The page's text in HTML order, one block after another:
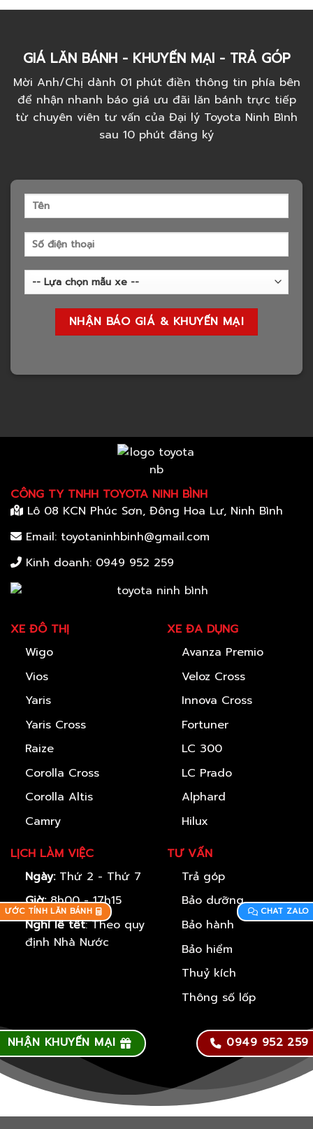
GIÁ LĂN BÁNH - KHUYẾN MẠI - TRẢ GÓP
Mời Anh/Chị dành 01 phút điền thông tin phía bên
để nhận nhanh báo giá ưu đãi lăn bánh trực tiếp
từ chuyên viên tư vấn của Đại lý Toyota Ninh Bình
sau 10 phút đăng ký
CÔNG TY TNHH TOYOTA NINH BÌNH
Lô 08 KCN Phúc Sơn, Đông Hoa Lư, Ninh Bình
Email: toyotaninhbinh@gmail.com
Kinh doanh: 0949 952 259
XE ĐÔ THỊ
Wigo
Vios
Yaris
Yaris Cross
Raize
Corolla Cross
Corolla Altis
Camry
LỊCH LÀM VIỆC
Ngày:Thứ 2 - Thứ 7
Giờ:8h00 - 17h15
Nghỉ lễ tết: Theo quy
định Nhà Nước
XE ĐA DỤNG
Avanza Premio
Veloz Cross
Innova Cross
Fortuner
LC 300
LC Prado
Alphard
Hilux
TƯ VẤN
Trả góp
Bảo dưỡng
Bảo hành
Bảo hiểm
Thuỷ kích
Thông số lốp
0949 952 259
CHAT ZALO
NHẬN KHUYẾN MẠI
ƯỚC TÍNH LĂN BÁNH